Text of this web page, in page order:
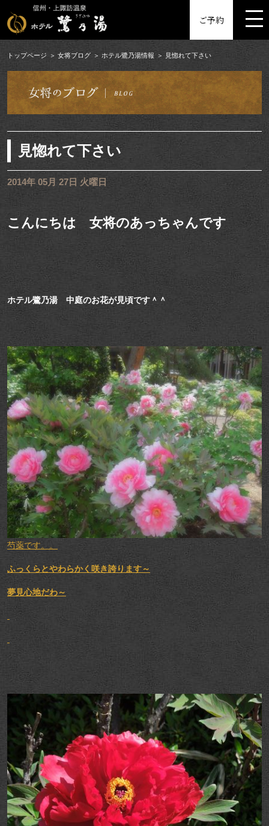
ご予約
トップページ 女将ブログ ホテル鷺乃湯情報 見惚れて下さい
見惚れて下さい
2014年 05月 27日 火曜日
こんにちは 女将のあっちゃんです
ホテル鷺乃湯 中庭のお花が見頃です＾＾
芍薬です。。
ふっくらとやわらかく咲き誇ります～
夢見心地だわ～